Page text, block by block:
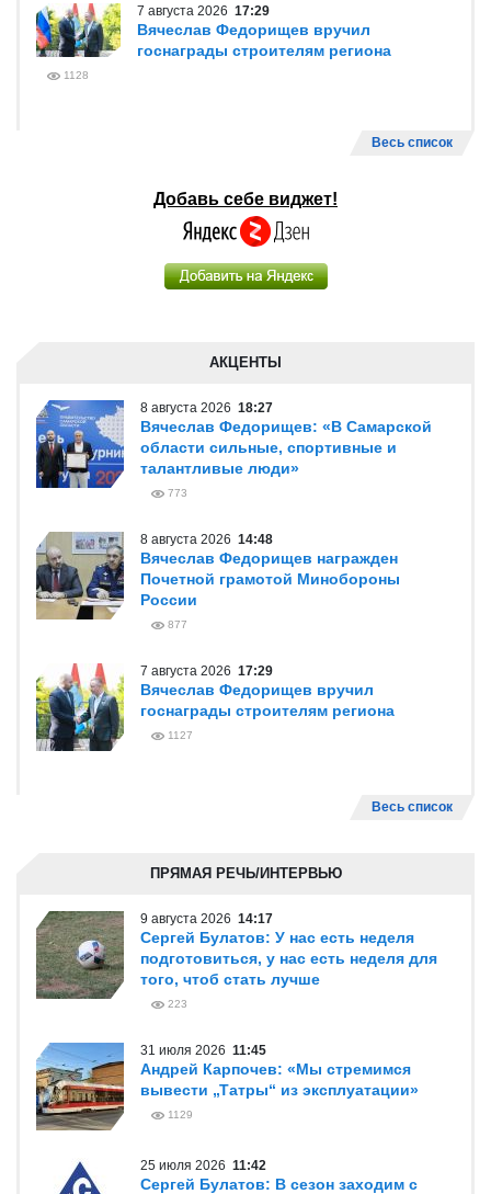
7 августа 2026 17:29
Вячеслав Федорищев вручил
госнаграды строителям региона
1128
Весь список
Добавь себе виджет!
АКЦЕНТЫ
8 августа 2026 18:27
Вячеслав Федорищев: «В Самарской
области сильные, спортивные и
талантливые люди»
773
8 августа 2026 14:48
Вячеслав Федорищев награжден
Почетной грамотой Минобороны
России
877
7 августа 2026 17:29
Вячеслав Федорищев вручил
госнаграды строителям региона
1127
Весь список
ПРЯМАЯ РЕЧЬ/ИНТЕРВЬЮ
9 августа 2026 14:17
Сергей Булатов: У нас есть неделя
подготовиться, у нас есть неделя для
того, чтоб стать лучше
223
31 июля 2026 11:45
Андрей Карпочев: «Мы стремимся
вывести „Татры“ из эксплуатации»
1129
25 июля 2026 11:42
Сергей Булатов: В сезон заходим с